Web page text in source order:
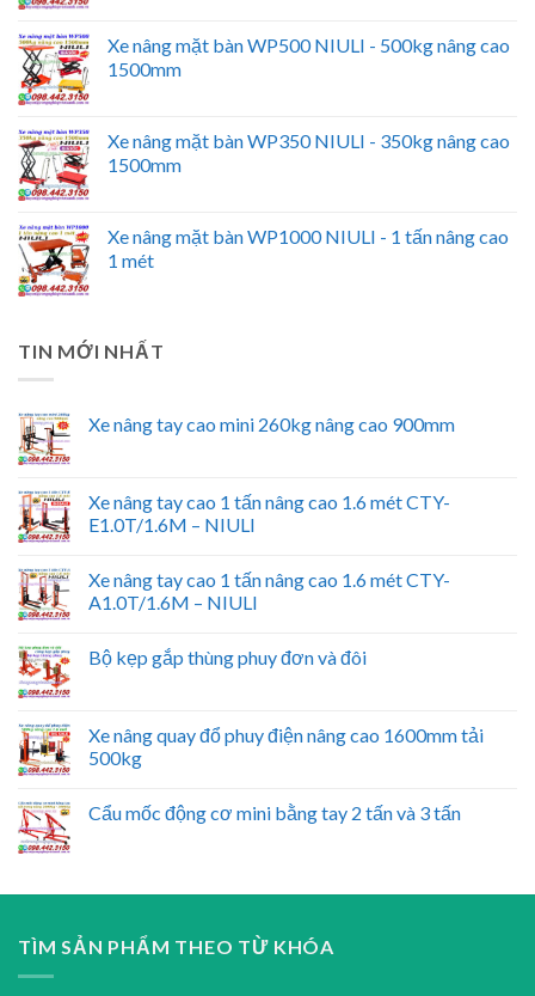
Xe nâng mặt bàn WP500 NIULI - 500kg nâng cao
1500mm
Xe nâng mặt bàn WP350 NIULI - 350kg nâng cao
1500mm
Xe nâng mặt bàn WP1000 NIULI - 1 tấn nâng cao
1 mét
TIN MỚI NHẤT
Xe nâng tay cao mini 260kg nâng cao 900mm
Xe nâng tay cao 1 tấn nâng cao 1.6 mét CTY-
E1.0T/1.6M – NIULI
Xe nâng tay cao 1 tấn nâng cao 1.6 mét CTY-
A1.0T/1.6M – NIULI
Bộ kẹp gắp thùng phuy đơn và đôi
Xe nâng quay đổ phuy điện nâng cao 1600mm tải
500kg
Cẩu mốc động cơ mini bằng tay 2 tấn và 3 tấn
TÌM SẢN PHẨM THEO TỪ KHÓA